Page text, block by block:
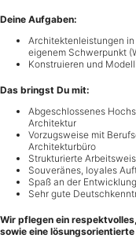
Deine Aufgaben:
Architektenleistungen
eigenem Schwerpunkt
Konstruieren und
Das bringst Du mit:
Abgeschlossenes
Architektur
Vorzugsweise mit
Architekturbüro
Strukturierte
Souveränes, loyales
Spaß an der
Sehr gute
Wir pflegen ein
sowie eine